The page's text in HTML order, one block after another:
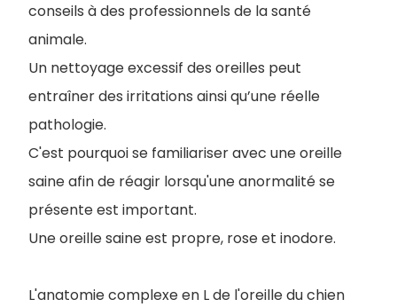
conseils à des professionnels de la santé
animale.
Un nettoyage excessif des oreilles peut
entraîner des irritations ainsi qu’une réelle
pathologie.
C'est pourquoi se familiariser avec une oreille
saine afin de réagir lorsqu'une anormalité se
présente est important.
Une oreille saine est propre, rose et inodore.
L'anatomie complexe en L de l'oreille du chien